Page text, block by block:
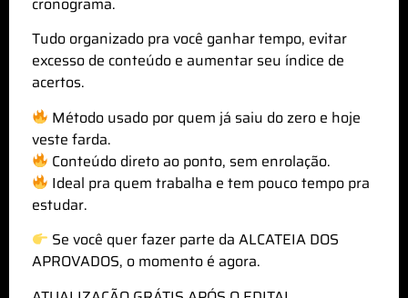
Tudo organizado pra você ganhar tempo, evitar
excesso de conteúdo e aumentar seu índice de
acertos.
Método usado por quem já saiu do zero e hoje
veste farda.
Conteúdo direto ao ponto, sem enrolação.
Ideal pra quem trabalha e tem pouco tempo pra
estudar.
Se você quer fazer parte da ALCATEIA DOS
APROVADOS, o momento é agora.